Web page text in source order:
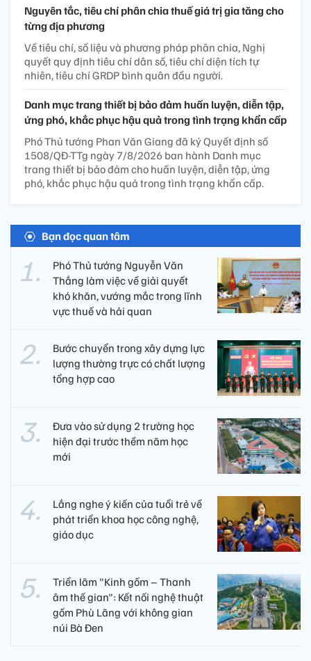
Nguyên tắc, tiêu chí phân chia thuế giá trị gia tăng cho
từng địa phương
Về tiêu chí, số liệu và phương pháp phân chia, Nghị
quyết quy định tiêu chí dân số, tiêu chí diện tích tự
nhiên, tiêu chí GRDP bình quân đầu người.
Danh mục trang thiết bị bảo đảm huấn luyện, diễn tập,
ứng phó, khắc phục hậu quả trong tình trạng khẩn cấp
Phó Thủ tướng Phan Văn Giang đã ký Quyết định số
1508/QĐ-TTg ngày 7/8/2026 ban hành Danh mục
trang thiết bị bảo đảm cho huấn luyện, diễn tập, ứng
phó, khắc phục hậu quả trong tình trạng khẩn cấp.
Bạn đọc quan tâm
Phó Thủ tướng Nguyễn Văn
Thắng làm việc về giải quyết
khó khăn, vướng mắc trong lĩnh
vực thuế và hải quan
Bước chuyển trong xây dựng lực
lượng thường trực có chất lượng
tổng hợp cao
Đưa vào sử dụng 2 trường học
hiện đại trước thềm năm học
mới
Lắng nghe ý kiến của tuổi trẻ về
phát triển khoa học công nghệ,
giáo dục
Triển lãm "Kinh gốm – Thanh
âm thế gian": Kết nối nghệ thuật
gốm Phù Lãng với không gian
núi Bà Đen